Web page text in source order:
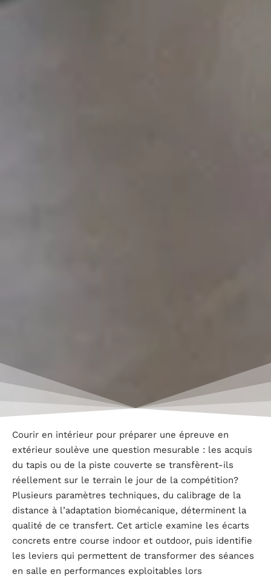
Courir en intérieur pour préparer une épreuve en
extérieur soulève une question mesurable : les acquis
du tapis ou de la piste couverte se transfèrent-ils
réellement sur le terrain le jour de la compétition?
Plusieurs paramètres techniques, du calibrage de la
distance à l’adaptation biomécanique, déterminent la
qualité de ce transfert. Cet article examine les écarts
concrets entre course indoor et outdoor, puis identifie
les leviers qui permettent de transformer des séances
en salle en performances exploitables lors